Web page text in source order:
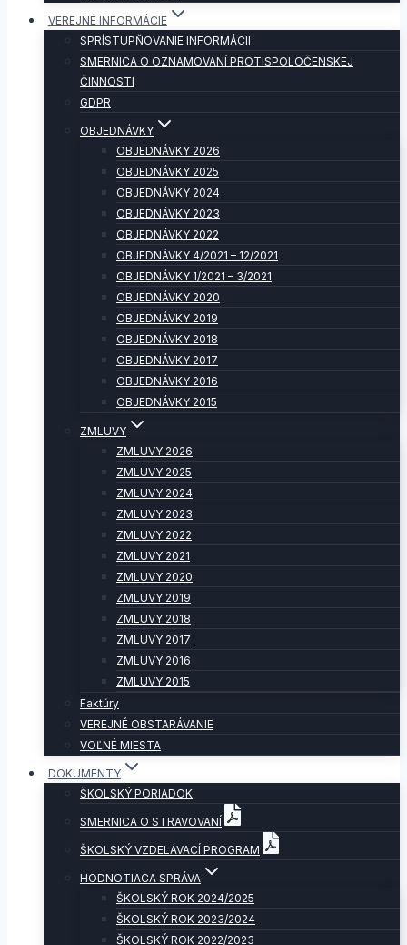
VEREJNÉ INFORMÁCIE
SPRÍSTUPŇOVANIE INFORMÁCII
SMERNICA O OZNAMOVANÍ PROTISPOLOČENSKEJ
ČINNOSTI
GDPR
OBJEDNÁVKY
OBJEDNÁVKY 2026
OBJEDNÁVKY 2025
OBJEDNÁVKY 2024
OBJEDNÁVKY 2023
OBJEDNÁVKY 2022
OBJEDNÁVKY 4/2021 – 12/2021
OBJEDNÁVKY 1/2021 – 3/2021
OBJEDNÁVKY 2020
OBJEDNÁVKY 2019
OBJEDNÁVKY 2018
OBJEDNÁVKY 2017
OBJEDNÁVKY 2016
OBJEDNÁVKY 2015
ZMLUVY
ZMLUVY 2026
ZMLUVY 2025
ZMLUVY 2024
ZMLUVY 2023
ZMLUVY 2022
ZMLUVY 2021
ZMLUVY 2020
ZMLUVY 2019
ZMLUVY 2018
ZMLUVY 2017
ZMLUVY 2016
ZMLUVY 2015
Faktúry
VEREJNÉ OBSTARÁVANIE
VOĽNÉ MIESTA
DOKUMENTY
ŠKOLSKÝ PORIADOK
SMERNICA O STRAVOVANÍ
ŠKOLSKÝ VZDELÁVACÍ PROGRAM
HODNOTIACA SPRÁVA
ŠKOLSKÝ ROK 2024/2025
ŠKOLSKÝ ROK 2023/2024
ŠKOLSKÝ ROK 2022/2023